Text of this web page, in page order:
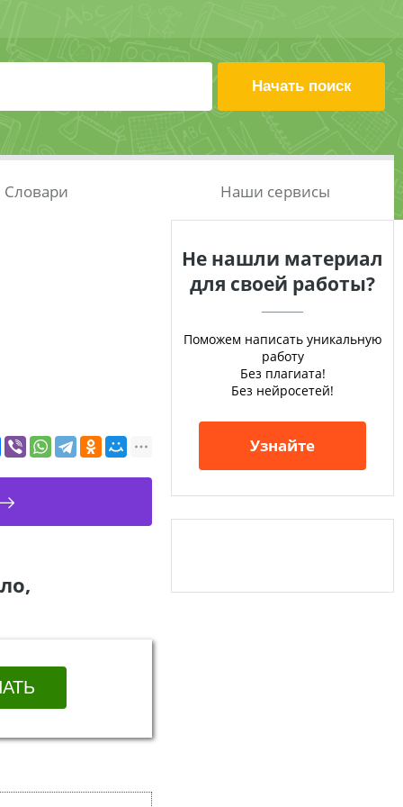
Словари Наши сервисы
Не нашли материал
для своей работы?
Поможем написать уникальную
работу
Без плагиата!
Без нейросетей!
Узнайте